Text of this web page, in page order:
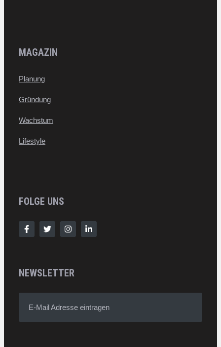
MAGAZIN
Planung
Gründung
Wachstum
Lifestyle
FOLGE UNS
NEWSLETTER
E-Mail Adresse eintragen